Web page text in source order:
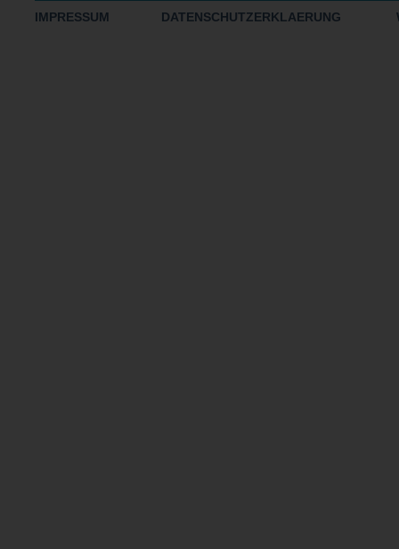
IMPRESSUM DATENSCHUTZERKLAERUNG